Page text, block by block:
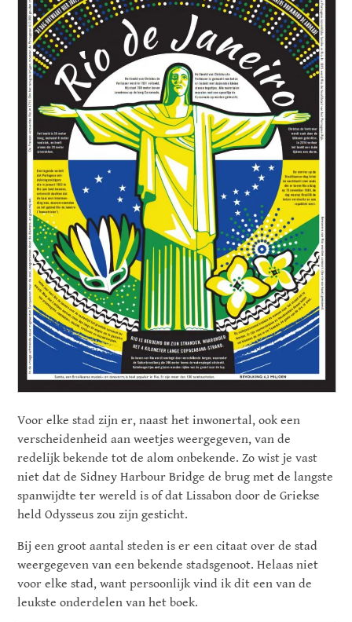
Voor elke stad zijn er, naast het inwonertal, ook een
verscheidenheid aan weetjes weergegeven, van de
redelijk bekende tot de alom onbekende. Zo wist je vast
niet dat de Sidney Harbour Bridge de brug met de langste
spanwijdte ter wereld is of dat Lissabon door de Griekse
held Odysseus zou zijn gesticht.
Bij een groot aantal steden is er een citaat over de stad
weergegeven van een bekende stadsgenoot. Helaas niet
voor elke stad, want persoonlijk vind ik dit een van de
leukste onderdelen van het boek.